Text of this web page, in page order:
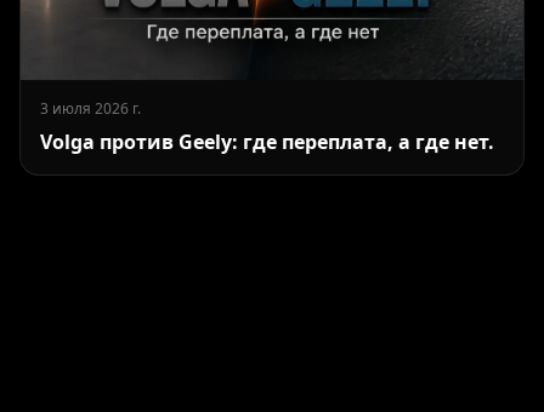
3 июля 2026 г.
Volga против Geely: где переплата, а где нет.